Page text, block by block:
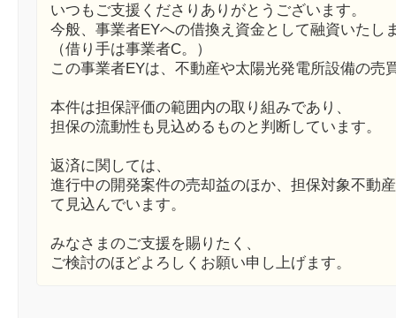
いつもご支援くださりありがとうございます。
今般、事業者EYへの借換え資金として融資いたし
（借り手は事業者C。）
この事業者EYは、不動産や太陽光発電所設備の売
本件は担保評価の範囲内の取り組みであり、
担保の流動性も見込めるものと判断しています。
返済に関しては、
進行中の開発案件の売却益のほか、担保対象不動
て見込んでいます。
みなさまのご支援を賜りたく、
ご検討のほどよろしくお願い申し上げます。